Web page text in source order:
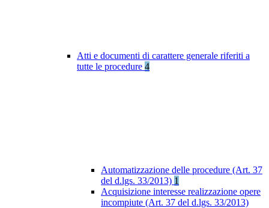
Atti e documenti di carattere generale riferiti a
tutte le procedure 4
Automatizzazione delle procedure (Art. 37
del d.lgs. 33/2013) 1
Acquisizione interesse realizzazione opere
incompiute (Art. 37 del d.lgs. 33/2013)